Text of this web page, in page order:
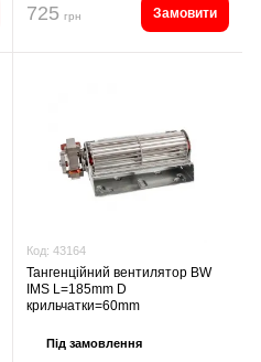
725 грн Замовити
Код: 43164
Тангенційний вентилятор BW
IMS L=185mm D
крильчатки=60mm
Під замовлення